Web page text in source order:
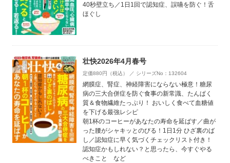
40秒壁立ち／1日1回で認知症、誤嚥を防ぐ！舌
ほぐし
壮快2026年4月春号
定価880円（税込） ／ シリーズNo：132604
網膜症、腎症、神経障害にならない極意！糖尿
病の三大合併症を防ぐ食事の新常識、たんぱく
質＆食物繊維たっぷり！ おいしく食べて血糖値
を下げる最強レシピ
朝1杯のコーヒーがあなたの寿命を延ばす／曲が
った腰がシャキッとのびる！1日1分 ひざ裏のば
し／認知症に早く気づくチェックリスト付き！
認知症かもしれない？と思ったら、今すぐやる
べきこと など